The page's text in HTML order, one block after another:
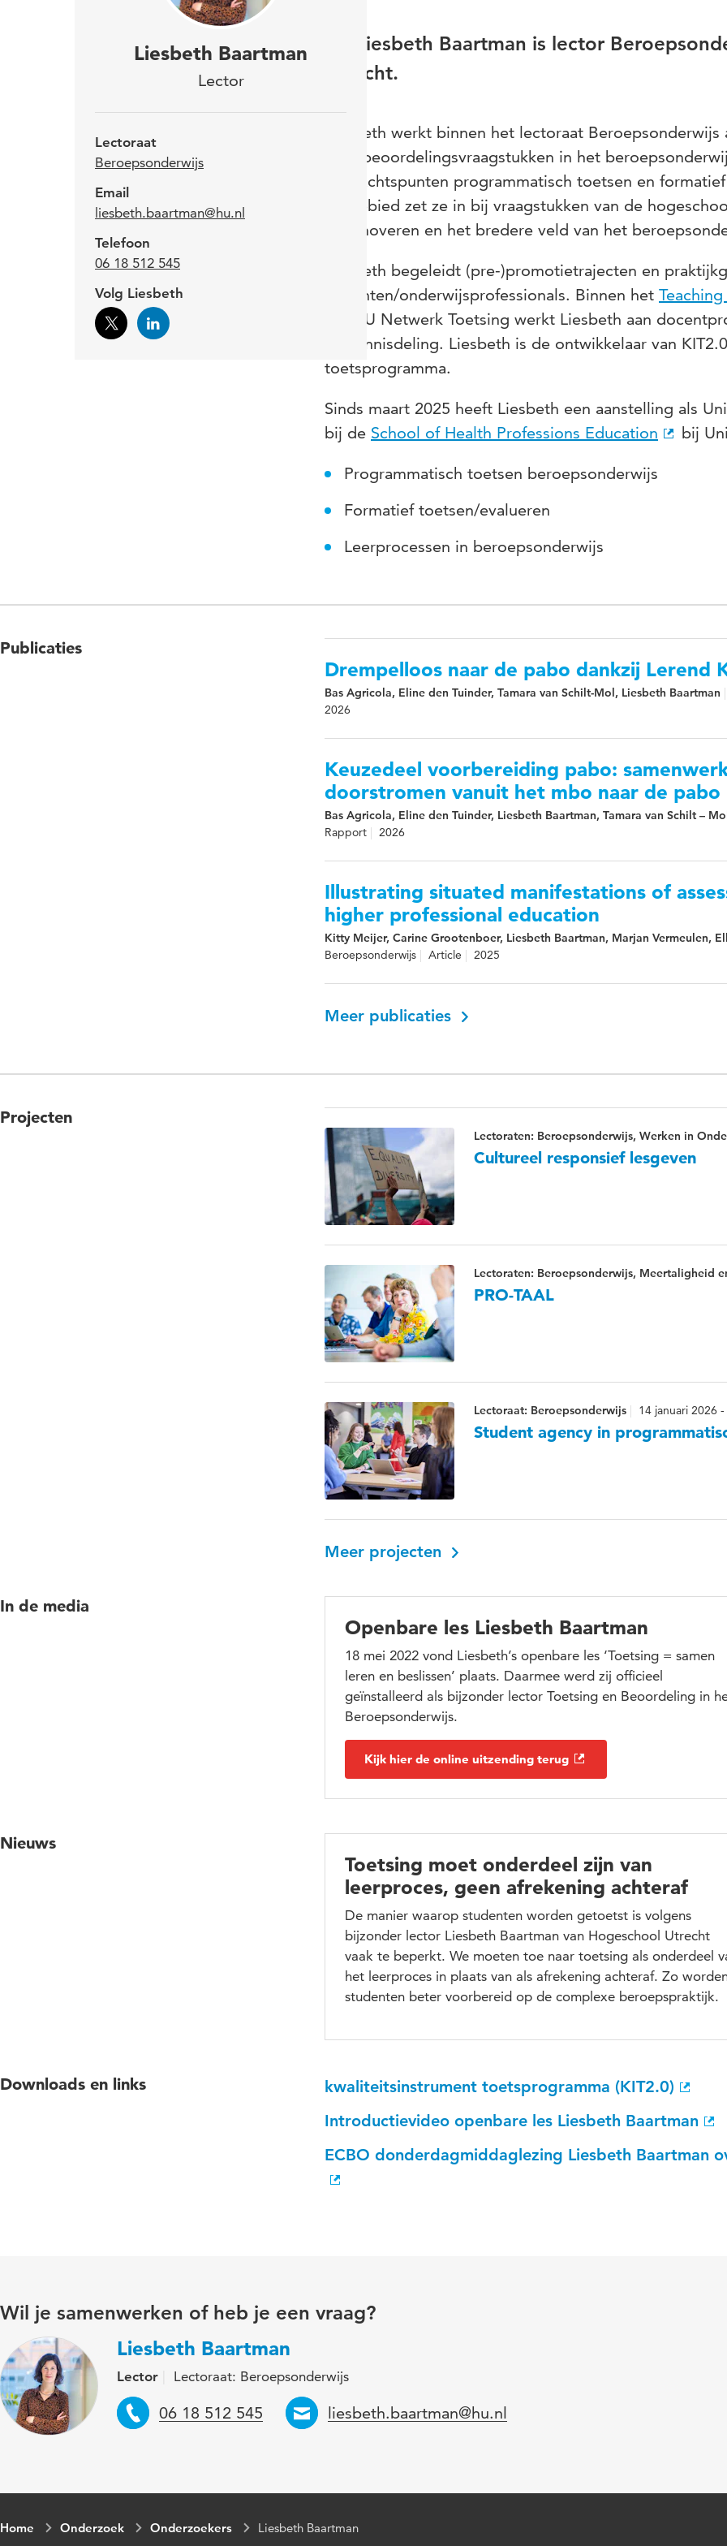
Liesbeth Baartman
Lector
Lectoraat
Beroepsonderwijs
Email
liesbeth.baartman@hu.nl
Telefoon
06 18 512 545
Volg Liesbeth
Dr. Liesbeth Baartman is lector
Utrecht.
Liesbeth werkt binnen het lectoraat
over beoordelingsvraagstukken in het
aandachtspunten programmatisch toetsen en
dit gebied zet ze in bij vraagstukken van de
en Innoveren en het bredere veld van het
Liesbeth begeleidt (pre-)promotietrajecten en
docenten/onderwijsprofessionals. Binnen het
het HU Netwerk Toetsing werkt Liesbeth aan
en kennisdeling. Liesbeth is de ontwikkelaar van
toetsprogramma.
Sinds maart 2025 heeft Liesbeth een aanstelling als
bij de School of Health Professions Education bij
Programmatisch toetsen beroepsonderwijs
Formatief toetsen/evalueren
Leerprocessen in beroepsonderwijs
Publicaties
Drempelloos naar de pabo dankzij Lerend
Bas Agricola, Eline den Tuinder, Tamara van Schilt-Mol, Liesbeth Baartman
2026
Keuzedeel voorbereiding pabo:
doorstromen vanuit het mbo naar de pabo
Bas Agricola, Eline den Tuinder, Liesbeth Baartman, Tamara van Schilt –
Rapport
2026
Illustrating situated manifestations of
higher professional education
Kitty Meijer, Carine Grootenboer, Liesbeth Baartman, Marjan Vermeulen,
Beroepsonderwijs
Article 2025
Meer publicaties
Projecten
Lectoraten: Beroepsonderwijs, Werken in
Cultureel responsief lesgeven
Lectoraten: Beroepsonderwijs, Meertaligheid
PRO-TAAL
Lectoraat: Beroepsonderwijs 14 januari 2026
Student agency in
Meer projecten
In de media
Openbare les Liesbeth Baartman
18 mei 2022 vond Liesbeth’s openbare les ‘Toetsing = samen
leren en beslissen’ plaats. Daarmee werd zij officieel
geïnstalleerd als bijzonder lector Toetsing en Beoordeling in
Beroepsonderwijs.
Kijk hier de online uitzending terug
Nieuws
Toetsing moet onderdeel zijn van
leerproces, geen afrekening achteraf
De manier waarop studenten worden getoetst is volgens
bijzonder lector Liesbeth Baartman van Hogeschool Utrecht
vaak te beperkt. We moeten toe naar toetsing als onderdeel
het leerproces in plaats van als afrekening achteraf. Zo
studenten beter voorbereid op de complexe beroepspraktijk.
Downloads en links
kwaliteitsinstrument toetsprogramma (KIT2.0)
Introductievideo openbare les Liesbeth Baartman
ECBO donderdagmiddaglezing Liesbeth Baartman
Wil je samenwerken of heb je een vraag?
Liesbeth Baartman
Lector Lectoraat: Beroepsonderwijs
Telefoon
06 18 512 545 Email
liesbeth.baartman@hu.nl
Home Onderzoek Onderzoekers Liesbeth Baartman